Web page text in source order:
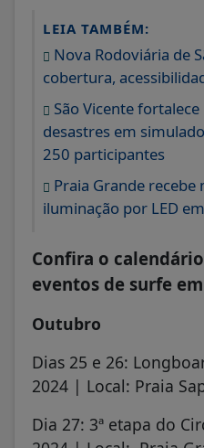
LEIA TAMBÉM:
Nova Rodoviária de
cobertura,
São Vicente
desastres em
250 participantes
Praia Grande
iluminação por LED
Confira o
eventos de surfe
Outubro
Dias 25 e 26:
2024 | Local: Praia
Dia 27: 3ª etapa do